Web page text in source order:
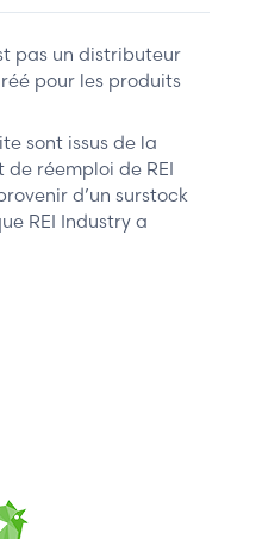
pas un distributeur
pour les produits
sont issus de la
réemploi de REI
d’un surstock
REI Industry a